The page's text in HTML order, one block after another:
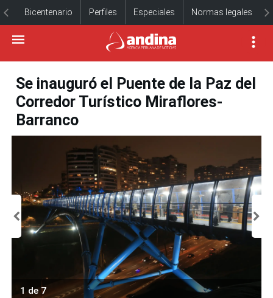
Bicentenario Perfiles Especiales Normas legales
Se inauguró el Puente de la Paz del
Corredor Turístico Miraflores-
Barranco
1 de 7